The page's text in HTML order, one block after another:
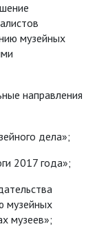
музейных
направления
дела»;
2017 года»;
музейных
музеев»;